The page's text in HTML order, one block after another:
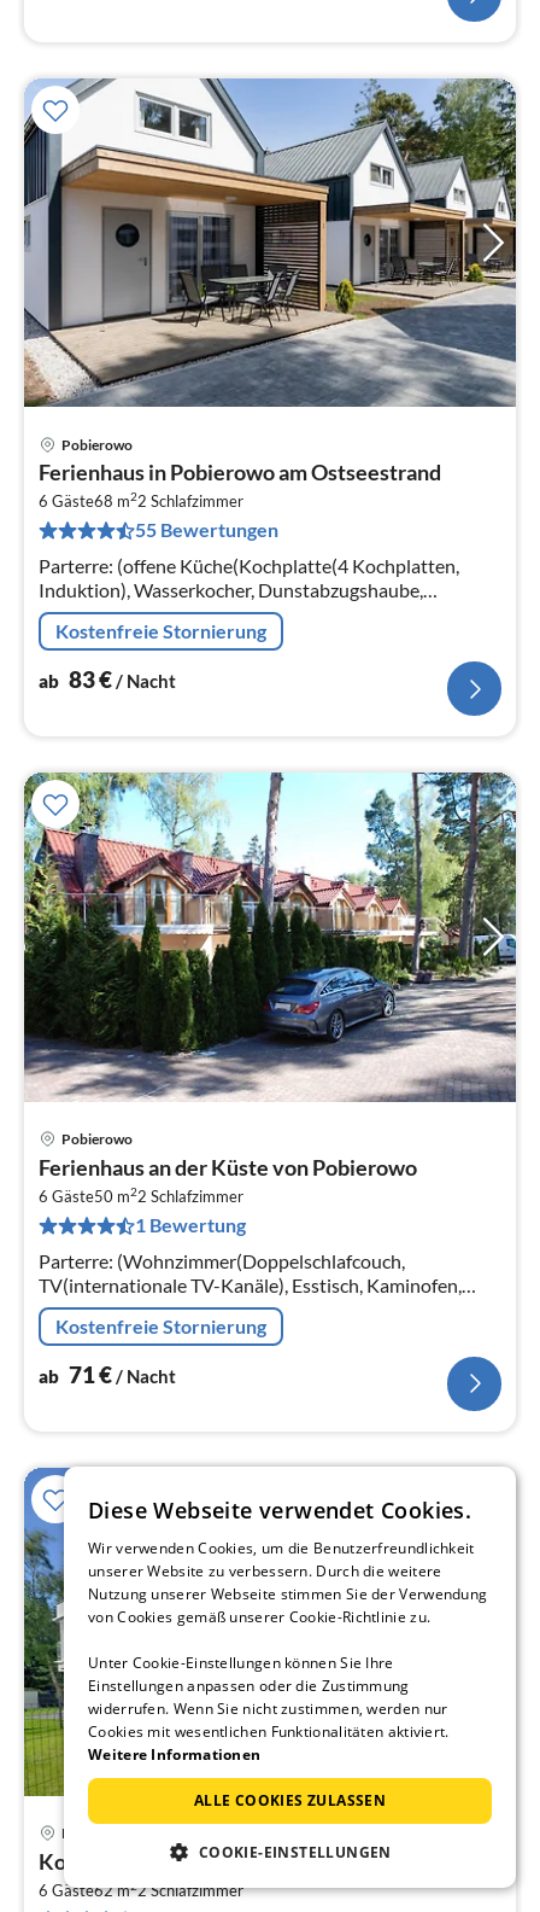
Pobierowo
Ferienhaus in Pobierowo am Ostseestrand
6 Gäste68 m22 Schlafzimmer
55 Bewertungen
Parterre: (offene Küche(Kochplatte(4 Kochplatten,
Induktion), Wasserkocher, Dunstabzugshaube,
Kaffeemaschine, Kombi-Mikrowelle, Mikrowelle,
Spülmaschine, Kühl-/Gefrierkombination)
Kostenfreie Stornierung
ab 83€/ Nacht
Pobierowo
Ferienhaus an der Küste von Pobierowo
6 Gäste50 m22 Schlafzimmer
1 Bewertung
Parterre: (Wohnzimmer(Doppelschlafcouch,
TV(internationale TV-Kanäle), Esstisch, Kaminofen,
Balkon oder Terrasse, Klimaanlage)
Kostenfreie Stornierung
ab 71€ / Nacht
Pobierowo
Komfortables Ferienhaus mit Garten
6 Gäste62 m22Schlafzimmer
Diese Webseite verwendet Cookies.
Wir verwenden Cookies, um die Benutzerfreundlichkeit
unserer Website zu verbessern. Durch die weitere
Nutzung unserer Webseite stimmen Sie der Verwendung
von Cookies gemäß unserer Cookie-Richtlinie zu.
Unter Cookie-Einstellungen können Sie Ihre
Einstellungen anpassen oder die Zustimmung
widerrufen. Wenn Sie nicht zustimmen, werden nur
Cookies mit wesentlichen Funktionalitäten aktiviert.
Weitere Informationen
ALLE COOKIES ZULASSEN
COOKIE-EINSTELLUNGEN